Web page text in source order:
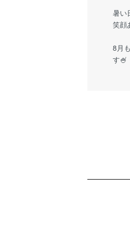
暑い
笑顔
8月
す🍧